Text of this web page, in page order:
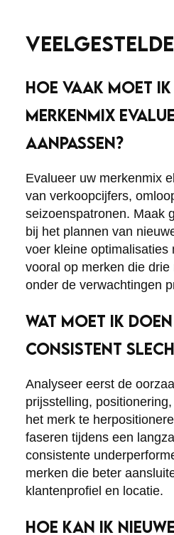
HOE VAAK MOET
MERKENMIX
AANPASSEN?
Evalueer uw merkenmix
van verkoopcijfers,
seizoenspatronen. Maak
bij het plannen van
voer kleine optimalisaties
vooral op merken die
onder de verwachtingen
WAT MOET IK
CONSISTENT
Analyseer eerst de
prijsstelling,
het merk te
faseren tijdens een
consistente
merken die beter
klantenprofiel en locatie.
HOE KAN IK